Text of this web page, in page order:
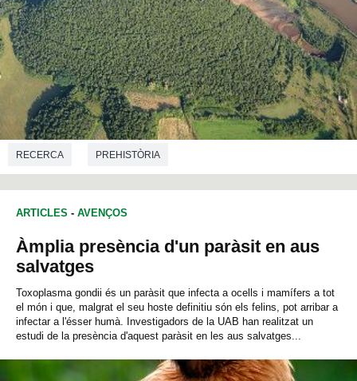
CERCAR
RECERCA PREHISTÒRIA
ARTICLES - AVENÇOS
Àmplia presència d'un paràsit en aus
salvatges
Toxoplasma gondii és un paràsit que infecta a ocells i mamífers a tot
el món i que, malgrat el seu hoste definitiu són els felins, pot arribar a
infectar a l'ésser humà. Investigadors de la UAB han realitzat un
estudi de la presència d'aquest paràsit en les aus salvatges...